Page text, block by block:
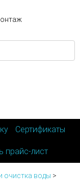
Сертификаты
прайс-лист
очистка воды >